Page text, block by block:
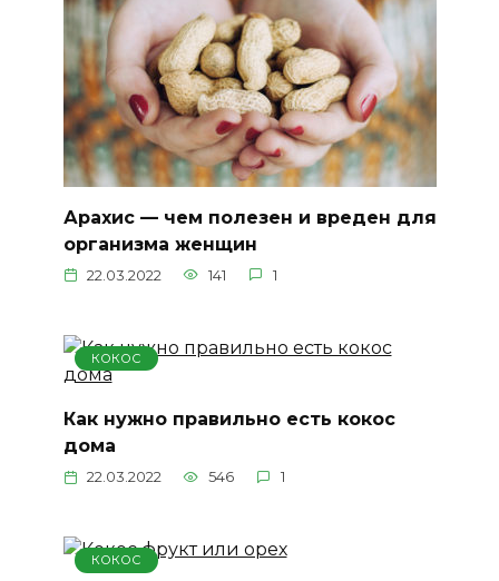
Арахис — чем полезен и вреден для
организма женщин
22.03.2022 141 1
КОКОС
Как нужно правильно есть кокос
дома
22.03.2022 546 1
КОКОС